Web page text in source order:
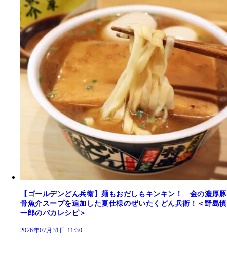
【ゴールデンどん兵衛】麺もおだしもキンキン！ 金の濃厚豚
骨魚介スープを追加した夏仕様のぜいたくどん兵衛！＜野島慎
一郎のバカレシピ＞
2026年07月31日 11:30